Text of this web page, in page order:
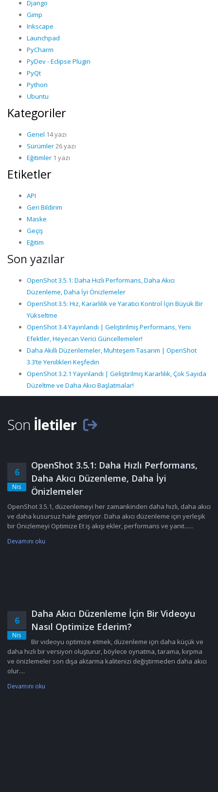
Django
Gimp
Inkscape
Launchpad
PyCharm
PyDev - Eclipse Plugin
PyQt
Python
Ubuntu
Kategoriler
Genel 14 yazı
Sürümler26 yazı
Eğitimler 1 yazı
Etiketler
API
Geri Bildirim
Maske
Geçiş
Eğitim
Son yazılar
OpenShot 3.5.1: Daha Hızlı Performans, Daha Akıcı
Düzenleme, Daha İyi Önizlemeler
OpenShot 3.5: Hız, Kararlılık ve Yaratıcı Kontrol İçin Büyük Bir
Yükseltme
OpenShot 3.4 Yayınlandı | Geliştirilmiş Performans, Yeni
Efektler, Heyecan Verici Güncellemeler!
Daha Akıllı Düzenlemeler, Muhteşem Tasarım | OpenShot
3.3’te Yenilikleri Keşfedin
OpenShot 3.2.1 Yayınlandı | Geliştirilmiş Kararlılık, Çok Sayıda
Düzeltme ve Daha Akıcı Başlatmalar!
Son İletiler
6
Nis
OpenShot 3.5.1: Daha Hızlı Performans,
Daha Akıcı Düzenleme, Daha İyi
Önizlemeler
OpenShot 3.5.1, düzenlemeyi her zamankinden daha hızlı, daha akıcı
ve daha kusursuz hale getiriyor. Daha akıcı düzenleme için yerleşik
bir Önizlemeyi Optimize Et iş akışı ekler, performans ve yanıt......
Devamını oku
6
Nis
Daha Akıcı Düzenleme İçin Bir Videoyu
Nasıl Optimize Ederim?
Bir videoyu optimize etmek, düzenleme için daha küçük ve
daha hızlı bir versiyon oluşturur, böylece oynatma, tarama, kırpma
ve önizlemeler son dışa aktarma kalitenizi değiştirmeden daha akıcı
olur....
Devamını oku